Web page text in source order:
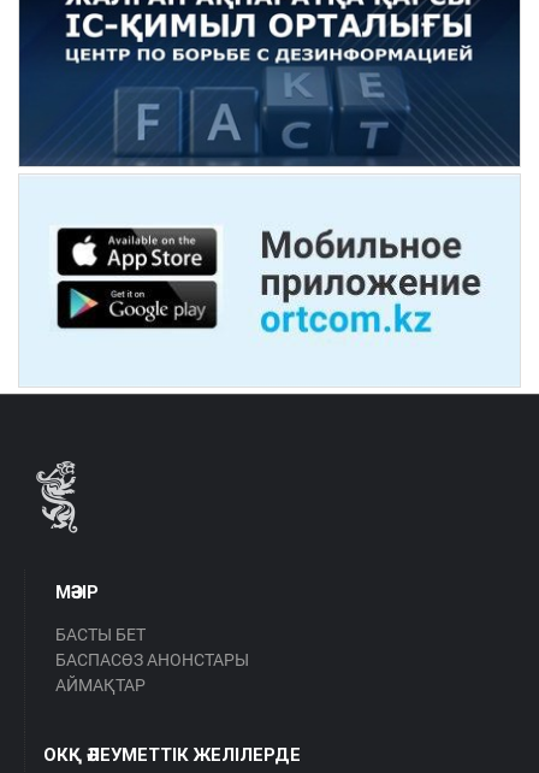
МӘЗІР
БАСТЫ БЕТ
БАСПАСӨЗ АНОНСТАРЫ
АЙМАҚТАР
ОКҚ ӘЛЕУМЕТТІК ЖЕЛІЛЕРДЕ